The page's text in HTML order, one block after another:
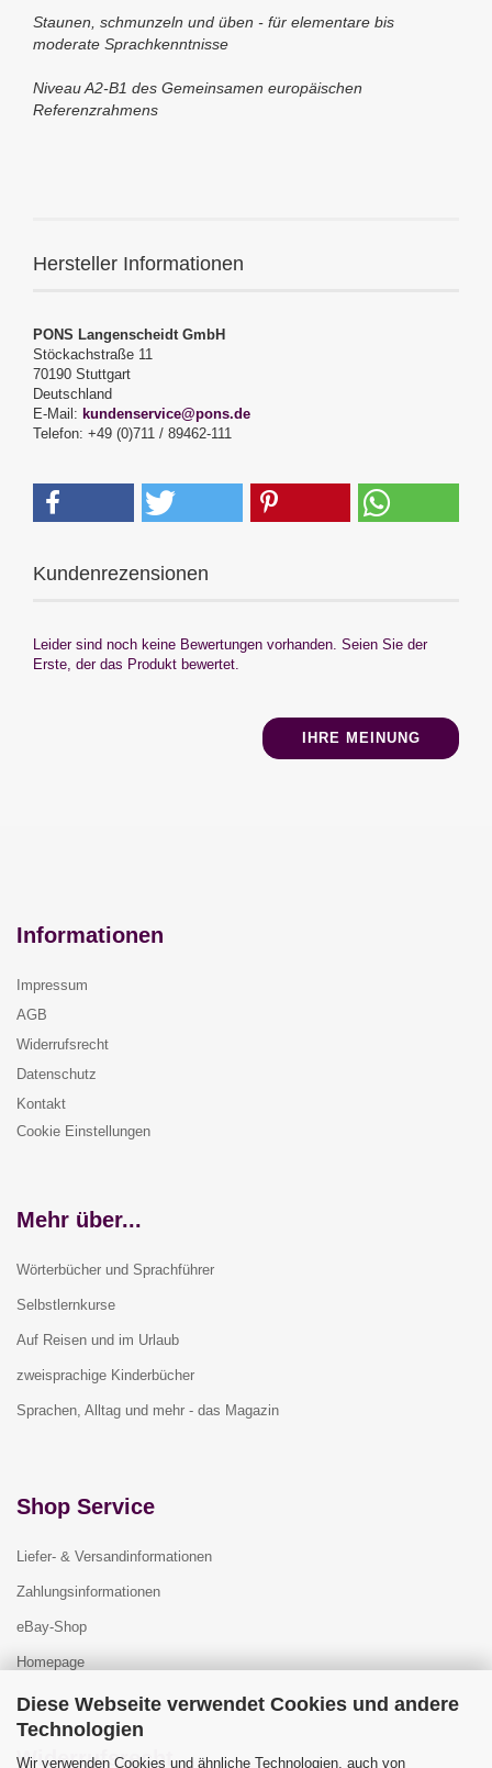
Diese Webseite verwendet Cookies und andere
Technologien
Wir verwenden Cookies und ähnliche Technologien, auch von
Staunen, schmunzeln und üben - für elementare bis
moderate Sprachkenntnisse
Niveau A2-B1 des Gemeinsamen europäischen
Referenzrahmens
Hersteller Informationen
PONS Langenscheidt GmbH
Stöckachstraße 11
70190 Stuttgart
Deutschland
E-Mail: kundenservice@pons.de
Telefon: +49 (0)711 / 89462-111
Kundenrezensionen
Leider sind noch keine Bewertungen vorhanden. Seien Sie der
Erste, der das Produkt bewertet.
IHRE MEINUNG
Informationen
Impressum
AGB
Widerrufsrecht
Datenschutz
Kontakt
Cookie Einstellungen
Mehr über...
Wörterbücher und Sprachführer
Selbstlernkurse
Auf Reisen und im Urlaub
zweisprachige Kinderbücher
Sprachen, Alltag und mehr - das Magazin
Shop Service
Liefer- & Versandinformationen
Zahlungsinformationen
eBay-Shop
Homepage
Widerrufsrecht